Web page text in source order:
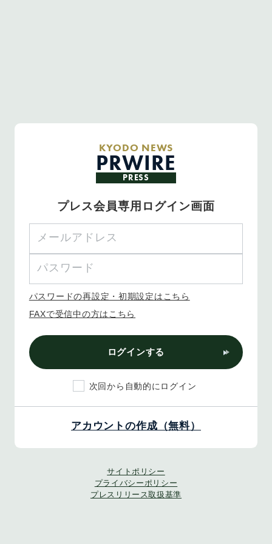
KYODO NEWS
PRWIRE
PRESS
プレス会員専用ログイン画面
パスワードの再設定・初期設定はこちら
FAXで受信中の方はこちら
ログインする
次回から自動的にログイン
アカウントの作成（無料）
サイトポリシー
プライバシーポリシー
プレスリリース取扱基準